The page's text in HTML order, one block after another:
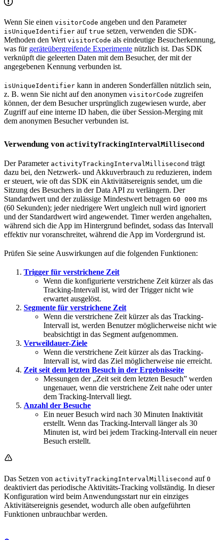
Wenn Sie einen visitorCode angeben und den Parameter
isUniqueIdentifier auf true setzen, verwenden die SDK-
Methoden den Wert visitorCode als eindeutige Besucherkennung,
was für geräteübergreifende Experimente nützlich ist. Das SDK
verknüpft die geleerten Daten mit dem Besucher, der mit der
angegebenen Kennung verbunden ist.
isUniqueIdentifier kann in anderen Sonderfällen nützlich sein,
z. B. wenn Sie nicht auf den anonymen visitorCode zugreifen
können, der dem Besucher ursprünglich zugewiesen wurde, aber
Zugriff auf eine interne ID haben, die über Session-Merging mit
dem anonymen Besucher verbunden ist.
Verwendung vonactivityTrackingIntervalMillisecond
Der Parameter activityTrackingIntervalMillisecond trägt
dazu bei, den Netzwerk- und Akkuverbrauch zu reduzieren, indem
er steuert, wie oft das SDK ein Aktivitätsereignis sendet, um die
Sitzung des Besuchers in der Data API zu verlängern. Der
Standardwert und der zulässige Mindestwert betragen 60 000 ms
(60 Sekunden); jeder niedrigere Wert ungleich null wird ignoriert
und der Standardwert wird angewendet. Timer werden angehalten,
während sich die App im Hintergrund befindet, sodass das Intervall
effektiv nur voranschreitet, während die App im Vordergrund ist.
Prüfen Sie seine Auswirkungen auf die folgenden Funktionen:
Trigger für verstrichene Zeit
Wenn die konfigurierte verstrichene Zeit kürzer als das
Tracking-Intervall ist, wird der Trigger nicht wie
erwartet ausgelöst.
Segmente für verstrichene Zeit
Wenn die verstrichene Zeit kürzer als das Tracking-
Intervall ist, werden Benutzer möglicherweise nicht wie
beabsichtigt in das Segment aufgenommen.
Verweildauer-Ziele
Wenn die verstrichene Zeit kürzer als das Tracking-
Intervall ist, wird das Ziel möglicherweise nie erreicht.
Zeit seit dem letzten Besuch in der Ergebnisseite
Messungen der „Zeit seit dem letzten Besuch” werden
ungenauer, wenn die verstrichene Zeit nahe oder unter
dem Tracking-Intervall liegt.
Anzahl der Besuche
Ein neuer Besuch wird nach 30 Minuten Inaktivität
erstellt. Wenn das Tracking-Intervall länger als 30
Minuten ist, wird bei jedem Tracking-Intervall ein neuer
Besuch erstellt.
Das Setzen von activityTrackingIntervalMillisecond auf 0
deaktiviert das periodische Aktivitäts-Tracking vollständig. In dieser
Konfiguration wird beim Anwendungsstart nur ein einziges
Aktivitätsereignis gesendet, wodurch alle oben aufgeführten
Funktionen unbrauchbar werden.